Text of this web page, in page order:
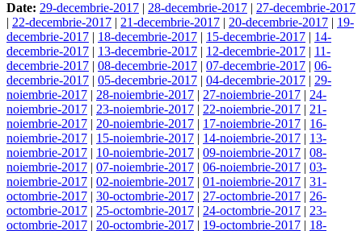
Date: 29-decembrie-2017 | 28-decembrie-2017 | 27-decembrie-2017
| 22-decembrie-2017 | 21-decembrie-2017 | 20-decembrie-2017 | 19-
decembrie-2017 | 18-decembrie-2017 | 15-decembrie-2017 | 14-
decembrie-2017 | 13-decembrie-2017 | 12-decembrie-2017 | 11-
decembrie-2017 | 08-decembrie-2017 | 07-decembrie-2017 | 06-
decembrie-2017 | 05-decembrie-2017 | 04-decembrie-2017 | 29-
noiembrie-2017 | 28-noiembrie-2017 | 27-noiembrie-2017 | 24-
noiembrie-2017 | 23-noiembrie-2017 | 22-noiembrie-2017 | 21-
noiembrie-2017 | 20-noiembrie-2017 | 17-noiembrie-2017 | 16-
noiembrie-2017 | 15-noiembrie-2017 | 14-noiembrie-2017 | 13-
noiembrie-2017 | 10-noiembrie-2017 | 09-noiembrie-2017 | 08-
noiembrie-2017 | 07-noiembrie-2017 | 06-noiembrie-2017 | 03-
noiembrie-2017 | 02-noiembrie-2017 | 01-noiembrie-2017 | 31-
octombrie-2017 | 30-octombrie-2017 | 27-octombrie-2017 | 26-
octombrie-2017 | 25-octombrie-2017 | 24-octombrie-2017 | 23-
octombrie-2017 | 20-octombrie-2017 | 19-octombrie-2017 | 18-